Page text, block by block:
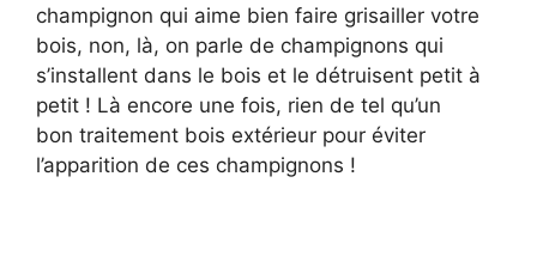
champignon qui aime bien faire grisailler votre
bois, non, là, on parle de champignons qui
s’installent dans le bois et le détruisent petit à
petit ! Là encore une fois, rien de tel qu’un
bon traitement bois extérieur pour éviter
l’apparition de ces champignons !